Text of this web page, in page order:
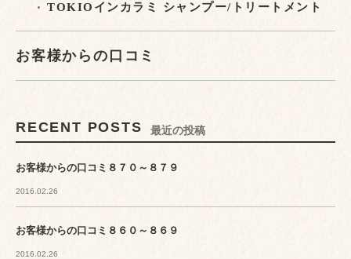
TOKIOインカラミ シャンプー/トリートメント
お客様からの口コミ
RECENT POSTS 最近の投稿
お客様からの口コミ８７０～８７９
2016.02.26
お客様からの口コミ８６０～８６９
2016.02.26